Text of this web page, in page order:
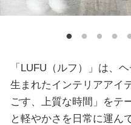
「LUFU（ルフ）」は、
生まれたインテリアアイ
ごす、上質な時間」をテ
と軽やかさを日常に運ん